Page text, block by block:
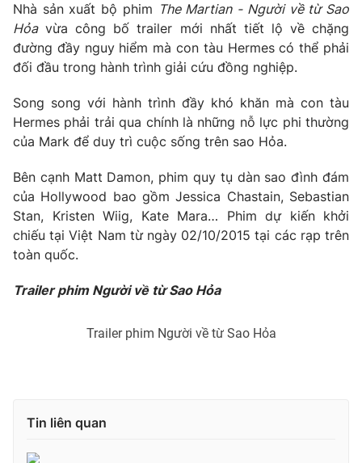
Tư vấn
Chuyên mục khác
Photo Infographic
Video Shorts video
VTV Money VTV Thể thao
VTV Sức khoẻ
Liên hệ tòa soạn
Nhà sản xuất bộ phim The Martian - Người về từ Sao
Hỏavừa công bố trailer mới nhất tiết lộ về chặng
đường đầy nguy hiểm mà con tàu Hermes có thể phải
đối đầu trong hành trình giải cứu đồng nghiệp.
Song song với hành trình đầy khó khăn mà con tàu
Hermes phải trải qua chính là những nỗ lực phi thường
của Mark để duy trì cuộc sống trên sao Hỏa.
Bên cạnh Matt Damon, phim quy tụ dàn sao đình đám
của Hollywood bao gồm Jessica Chastain, Sebastian
Stan, Kristen Wiig, Kate Mara… Phim dự kiến khởi
chiếu tại Việt Nam từ ngày 02/10/2015 tại các rạp trên
toàn quốc.
Trailer phim Người về từ Sao Hỏa
Trailer phim Người về từ Sao Hỏa
Tin liên quan